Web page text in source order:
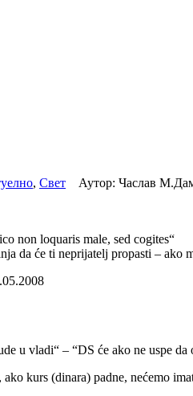
, Свет Аутор: Часлав
non loquaris male, sed cogites“
da će ti neprijatelj propasti – ako
u vladi“ – “DS će ako ne uspe
kurs (dinara) padne, nećemo